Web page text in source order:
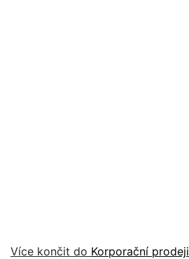
Více končit do Korporační prodeji